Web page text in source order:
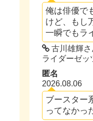
俺は俳優で
けど、もし
一瞬でもラ
古川雄輝
ライダーゼッ
匿名
2026.08.06
ブースター
ってなか